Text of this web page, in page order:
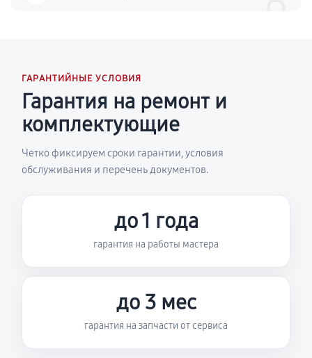
ГАРАНТИЙНЫЕ УСЛОВИЯ
Гарантия на ремонт и
комплектующие
Четко фиксируем сроки гарантии, условия
обслуживания и перечень документов.
до 1 года
гарантия на работы мастера
до 3 мес
гарантия на запчасти от сервиса